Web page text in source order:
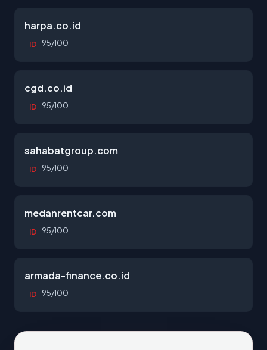
harpa.co.id
ID 95/100
cgd.co.id
ID 95/100
sahabatgroup.com
ID 95/100
medanrentcar.com
ID 95/100
armada-finance.co.id
ID 95/100